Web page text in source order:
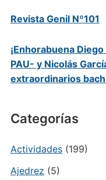
Revista Genil Nº101
¡Enhorabuena
PAU- y Nicolás
extraordinarios
Categorías
Actividades(199)
Ajedrez (5)